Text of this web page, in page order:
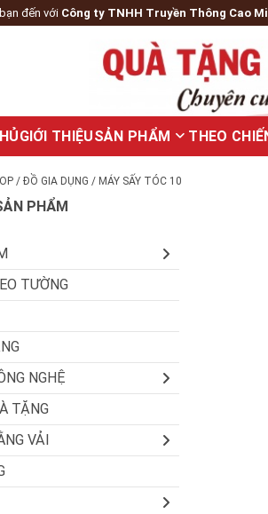
đến với Công ty TNHH Truyền Thông Cao
GIỚI THIỆUSẢN PHẨM THEO
/ ĐỒ GIA DỤNG / MÁY SẤY TÓC 10
PHẨM
TƯỜNG
NGHỆ
TẶNG
VẢI